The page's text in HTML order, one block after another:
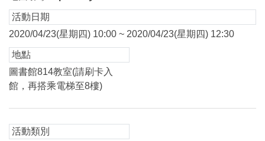
活動日期
2020/04/23(星期四) 10:00 ~ 2020/04/23(星期四) 12:30
地點
圖書館814教室(請刷卡入
館，再搭乘電梯至8樓)
活動類別